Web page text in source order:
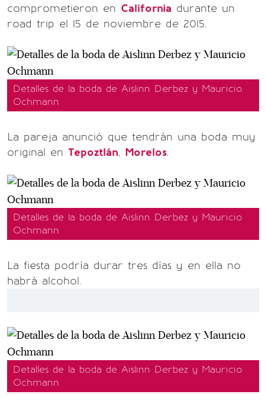
comprometieron en California durante un
road trip el 15 de noviembre de 2015.
Detalles de la boda de Aislinn Derbez y Mauricio
Ochmann
La pareja anunció que tendrán una boda muy
original en Tepoztlán, Morelos.
Detalles de la boda de Aislinn Derbez y Mauricio
Ochmann
La fiesta podría durar tres días y en ella no
habrá alcohol.
Detalles de la boda de Aislinn Derbez y Mauricio
Ochmann